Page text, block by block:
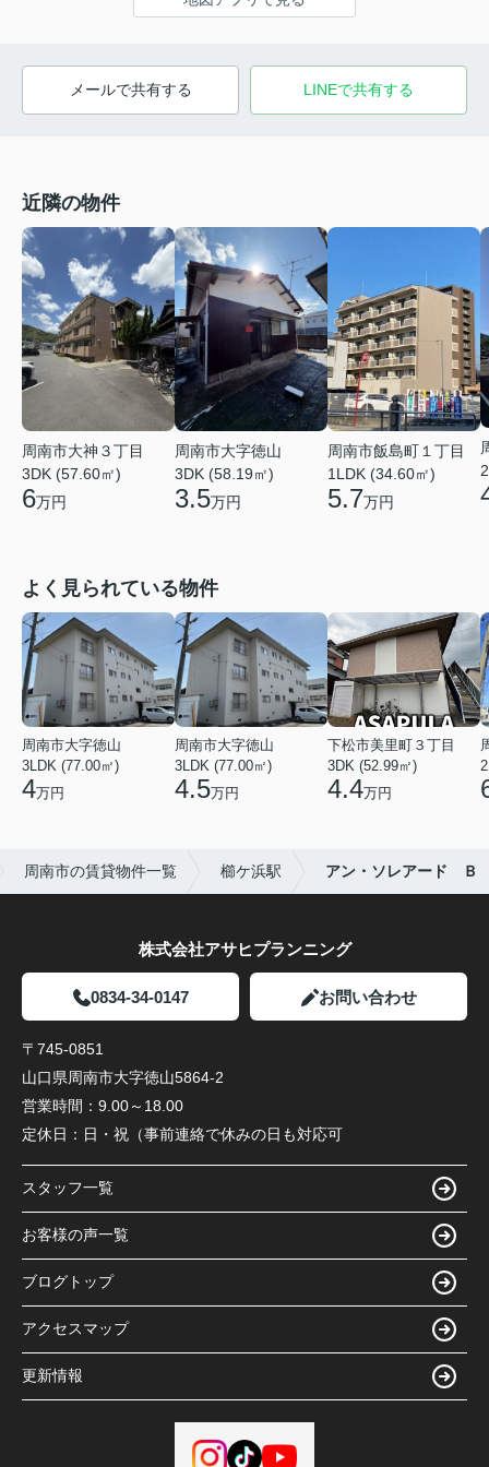
メールで共有する LINEで共有する
近隣の物件
周南市大神３丁目
3DK (57.60㎡)
6万円
周南市大字徳山
3DK (58.19㎡)
3.5万円
周南市飯島町１丁目
1LDK (34.60㎡)
5.7万円
よく見られている物件
周南市大字徳山
3LDK (77.00㎡)
4万円
周南市大字徳山
3LDK (77.00㎡)
4.5万円
下松市美里町３丁目
3DK (52.99㎡)
4.4万円
周南市の賃貸物件一覧 櫛ケ浜駅 アン・ソレアード Ｂ
株式会社アサヒプランニング
0834-34-0147 お問い合わせ
〒745-0851
山口県周南市大字徳山5864-2
営業時間： 9.00～18.00
定休日： 日・祝（事前連絡で休みの日も対応可
スタッフ一覧
お客様の声一覧
ブログトップ
アクセスマップ
更新情報